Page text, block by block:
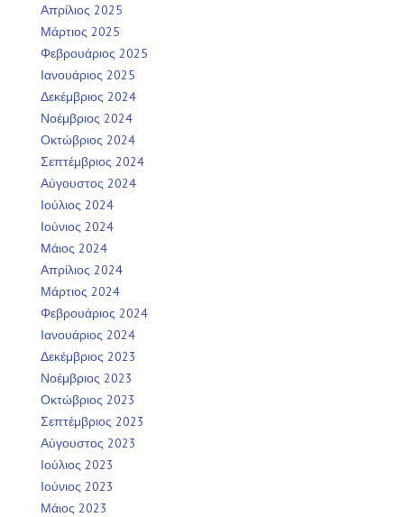
Απρίλιος 2025
Μάρτιος 2025
Φεβρουάριος 2025
Ιανουάριος 2025
Δεκέμβριος 2024
Νοέμβριος 2024
Οκτώβριος 2024
Σεπτέμβριος 2024
Αύγουστος 2024
Ιούλιος 2024
Ιούνιος 2024
Μάιος 2024
Απρίλιος 2024
Μάρτιος 2024
Φεβρουάριος 2024
Ιανουάριος 2024
Δεκέμβριος 2023
Νοέμβριος 2023
Οκτώβριος 2023
Σεπτέμβριος 2023
Αύγουστος 2023
Ιούλιος 2023
Ιούνιος 2023
Μάιος 2023